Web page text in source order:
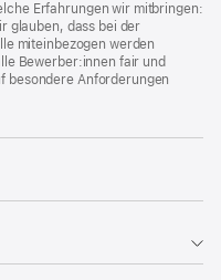
Erfahrungen wir mitbringen:
glauben, dass bei der
miteinbezogen werden
Bewerber:innen fair und
besondere Anforderungen